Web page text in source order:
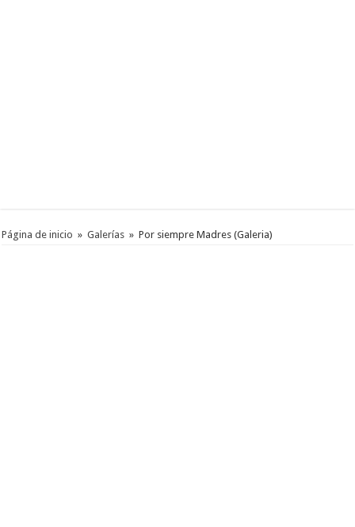
Página de inicio » Galerías » Por siempre Madres (Galeria)